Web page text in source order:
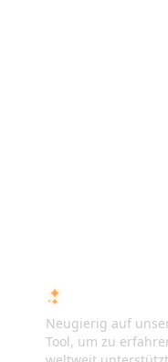
Neugierig auf
Tool, um zu